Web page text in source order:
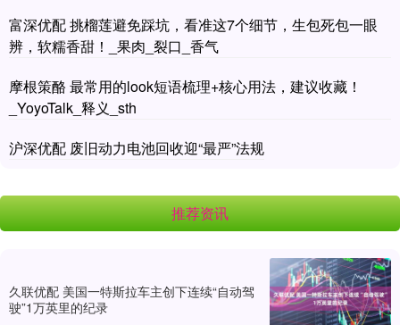
富深优配 挑榴莲避免踩坑，看准这7个细节，生包死包一眼
辨，软糯香甜！_果肉_裂口_香气
摩根策酪 最常用的look短语梳理+核心用法，建议收藏！
_YoyoTalk_释义_sth
沪深优配 废旧动力电池回收迎“最严”法规
推荐资讯
久联优配 美国一特斯拉车主创下连续“自动驾
驶”1万英里的纪录